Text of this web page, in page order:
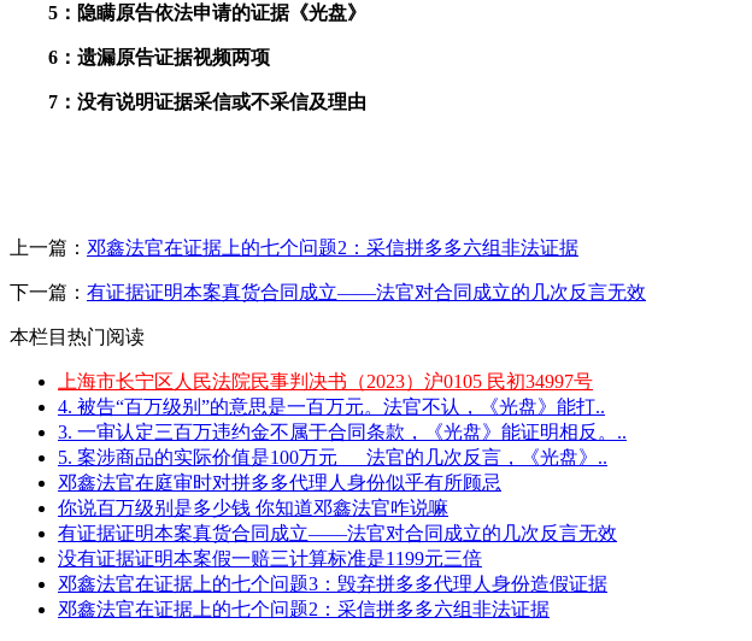
5 ：隐瞒原告依法申请的证据《光盘》
6 ：遗漏原告证据视频两项
7 ：没有说明证据采信或不采信及理由
上一篇： 邓鑫法官在证据上的七个问题2：采信拼多多六组非法证据
下一篇： 有证据证明本案真货合同成立——法官对合同成立的几次反言无效
本栏目热门阅读
上海市长宁区人民法院民事判决书（2023）沪0105 民初34997号
4. 被告“百万级别”的意思是一百万元。法官不认，《光盘》能打..
3. 一审认定三百万违约金不属于合同条款，《光盘》能证明相反。..
5. 案涉商品的实际价值是100万元___法官的几次反言，《光盘》..
邓鑫法官在庭审时对拼多多代理人身份似乎有所顾忌
你说百万级别是多少钱 你知道邓鑫法官咋说嘛
有证据证明本案真货合同成立——法官对合同成立的几次反言无效
没有证据证明本案假一赔三计算标准是1199元三倍
邓鑫法官在证据上的七个问题3：毁弃拼多多代理人身份造假证据
邓鑫法官在证据上的七个问题2：采信拼多多六组非法证据